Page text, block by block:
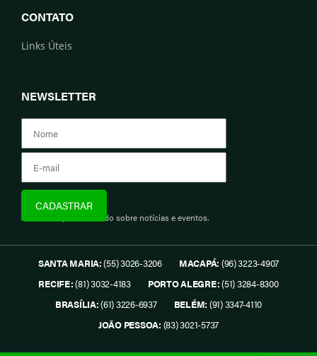
CONTATO
Links Úteis
NEWSLETTER
Assine e fique informado sobre notícias e eventos.
SANTA MARIA:(55) 3026-3206 MACAPÁ: (96) 3223-4907
RECIFE:(81) 3032-4183 PORTO ALEGRE:(51) 3284-8300
BRASÍLIA:(61) 3226-6937 BELÉM: (91) 3347-4110
JOÃO PESSOA: (83) 3021-5737